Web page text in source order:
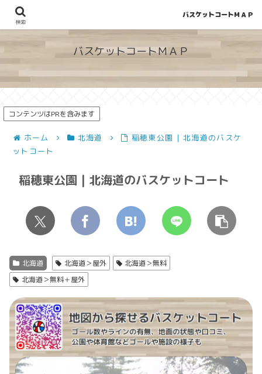
地図から探せる！穴場が見つかるバスケットコート情報
バスケットコートＭＡＰ
コンテンツはPRを含みます
ホーム 北海道
稲穂東公園 | 北海道のバスケ
ットコート
稲穂東公園 | 北海道のバスケットコート
北海道 北海道＞屋外
北海道＞無料
北海道＞無料＋屋外
検索
バスケットコートＭＡＰ